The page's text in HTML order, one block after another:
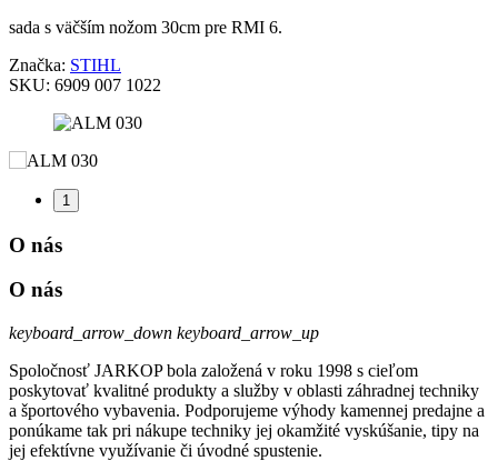
sada s väčším nožom 30cm pre RMI 6.
Značka: STIHL
SKU: 6909 007 1022
1
O nás
O nás
keyboard_arrow_down keyboard_arrow_up
Spoločnosť JARKOP bola založená v roku 1998 s cieľom
poskytovať kvalitné produkty a služby v oblasti záhradnej techniky
a športového vybavenia. Podporujeme výhody kamennej predajne a
ponúkame tak pri nákupe techniky jej okamžité vyskúšanie, tipy na
jej efektívne využívanie či úvodné spustenie.